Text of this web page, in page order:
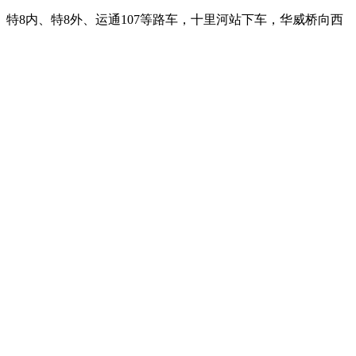
特8内、特8外、运通107等路车，十里河站下车，华威桥向西